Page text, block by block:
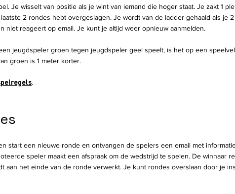
Je wisselt van positie als je wint van iemand die hoger staat. Je zakt 1
2 rondes hebt overgeslagen. Je wordt van de ladder gehaald als je
niet reageert op email. Je kunt je altijd weer opnieuw aanmelden.
jeugdspeler groen tegen jeugdspeler geel speelt, is het op een
groen is 1 meter korter.
.
start een nieuwe ronde en ontvangen de spelers een email met
speler maakt een afspraak om de wedstrijd te spelen. De winnaar
aan het einde van de ronde verwerkt. Je kunt rondes overslaan door je